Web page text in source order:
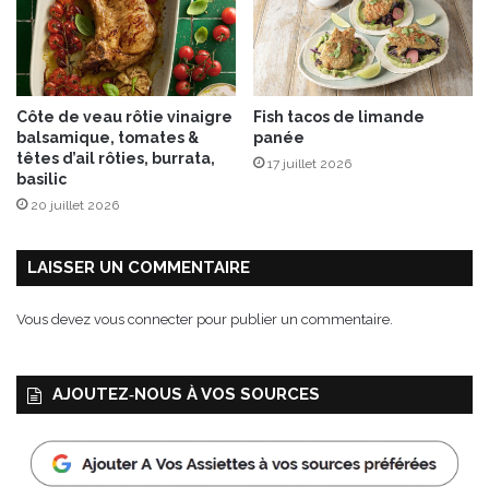
Côte de veau rôtie vinaigre
balsamique, tomates &
têtes d’ail rôties, burrata,
basilic
20 juillet 2026
Fish tacos de limande
panée
17 juillet 2026
LAISSER UN COMMENTAIRE
Vous devez vous connecter pour publier un commentaire.
AJOUTEZ‑NOUS À VOS SOURCES